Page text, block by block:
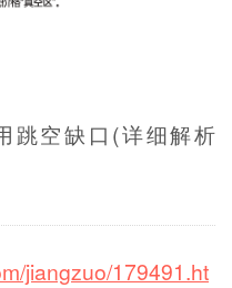
跳空缺口(详细解析
jiangzuo/179491.ht